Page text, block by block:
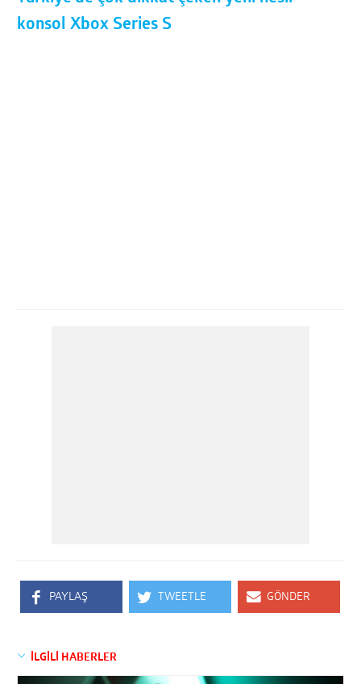
konsol Xbox Series S
PAYLAŞ TWEETLE GÖNDER
İLGİLİ HABERLER